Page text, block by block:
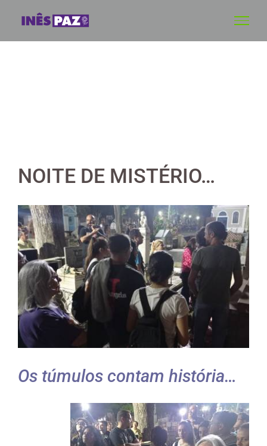
NOITE DE MISTÉRIO…
View
Larger
Image
Os túmulos contam história…